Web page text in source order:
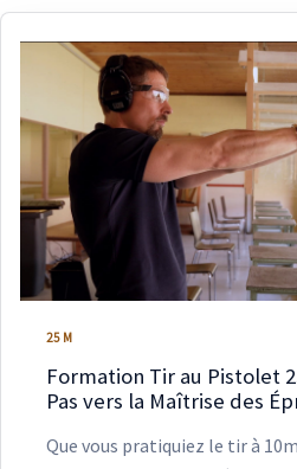
25 M
Formation Tir au Pistolet
Pas vers la Maîtrise des
Que vous pratiquiez le tir à